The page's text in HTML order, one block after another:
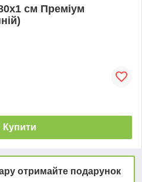
см Преміум
Купити
отримайте подарунок